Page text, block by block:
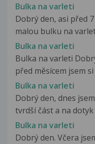
Bulka na varleti
Dobrý den, asi před
malou bulku na
Bulka na varleti
Bulka na varleti
před měsícem jsem
Bulka na varleti
Dobrý den, dnes
tvrdší část a na dotyk
Bulka na varleti
Dobrý den. Včera